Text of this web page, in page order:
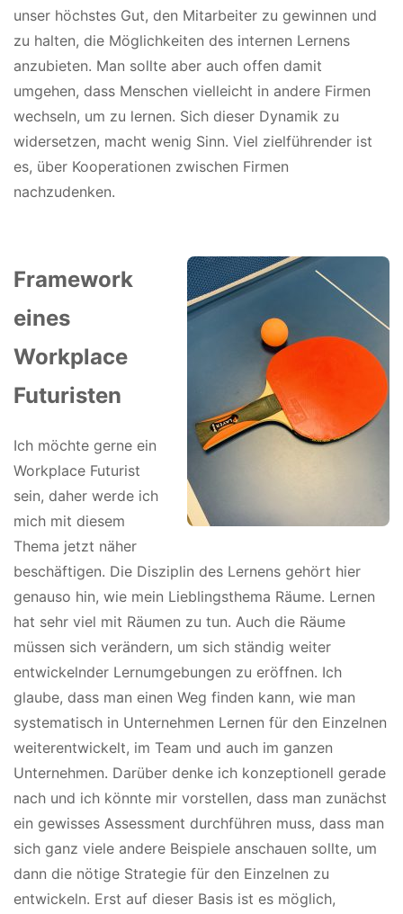
unser höchstes Gut, den Mitarbeiter zu gewinnen und
zu halten, die Möglichkeiten des internen Lernens
anzubieten. Man sollte aber auch offen damit
umgehen, dass Menschen vielleicht in andere Firmen
wechseln, um zu lernen. Sich dieser Dynamik zu
widersetzen, macht wenig Sinn. Viel zielführender ist
es, über Kooperationen zwischen Firmen
nachzudenken.
Framework
eines
Workplace
Futuristen
Ich möchte gerne ein
Workplace Futurist
sein, daher werde ich
mich mit diesem
Thema jetzt näher
beschäftigen. Die Disziplin des Lernens gehört hier
genauso hin, wie mein Lieblingsthema Räume. Lernen
hat sehr viel mit Räumen zu tun. Auch die Räume
müssen sich verändern, um sich ständig weiter
entwickelnder Lernumgebungen zu eröffnen. Ich
glaube, dass man einen Weg finden kann, wie man
systematisch in Unternehmen Lernen für den Einzelnen
weiterentwickelt, im Team und auch im ganzen
Unternehmen. Darüber denke ich konzeptionell gerade
nach und ich könnte mir vorstellen, dass man zunächst
ein gewisses Assessment durchführen muss, dass man
sich ganz viele andere Beispiele anschauen sollte, um
dann die nötige Strategie für den Einzelnen zu
entwickeln. Erst auf dieser Basis ist es möglich,